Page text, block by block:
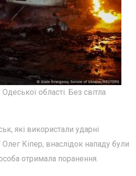
області. Без світла
які використали ударні
Кіпер, внаслідок нападу були
отримала поранення.